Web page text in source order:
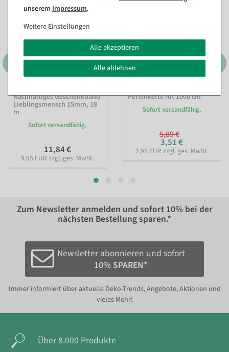
Nachhaltiges Geschenkband
Lieblingsmensch 15mm, 18
m
Sofort versandfähig.
11,84 €
9,95 EUR zzgl. ges. MwSt.
Perlenkette rot 1000 cm
Sofort versandfähig.
5,89 €
3,51 €
2,95 EUR zzgl. ges. MwSt.
Zum Newsletter anmelden und sofort 10% bei der
nächsten Bestellung sparen.*
Newsletter abonnieren und sofort
10% SPAREN*
Immer informiert über aktuelle Deko-Trends, Angebote, Aktionen und
vieles Mehr!
Über 8.000 Produkte
unserem Impressum.
Weitere Einstellungen
Alle akzeptieren
Alle ablehnen